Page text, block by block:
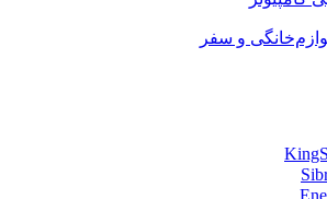
و سفر